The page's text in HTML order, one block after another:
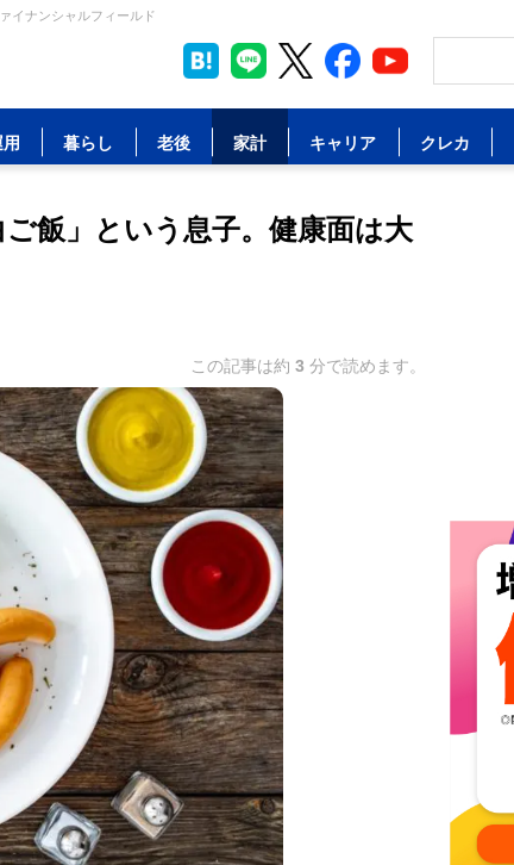
イナンシャルフィールド
暮らし 老後 家計 キャリア クレカ
飯」という息子。健康面は大
この記事は約 3 分で読めます。